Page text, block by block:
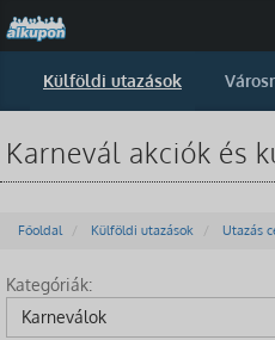
Külföldi utazások
Karnevál akciók és
Főoldal Külföldi utazások Utazás
Kategóriák:
Karneválok